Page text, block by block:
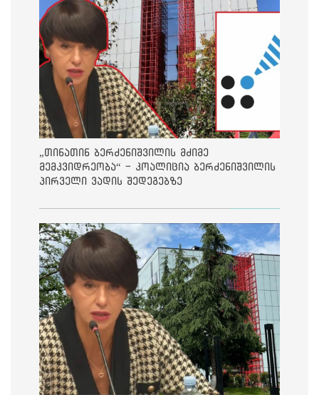
„თინათინ ბერძენიშვილის მძიმე
მემკვიდრეობა“ - კოალიცია ბერძენიშვილის
პირველი ვადის შედეგებზე